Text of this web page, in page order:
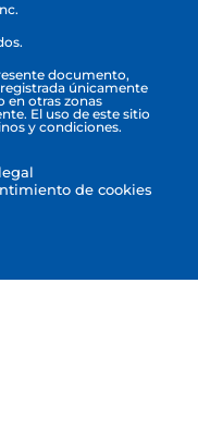
documento,
únicamente
en otras zonas
El uso de este sitio
y condiciones.
de cookies